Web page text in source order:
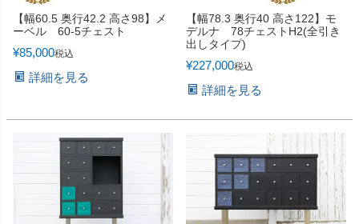
【幅60.5 奥行42.2 高さ98】メ
ーベル 60-5チェスト
¥85,000税込
詳細を見る
【幅78.3 奥行40 高さ122】モ
デルナ 78チェストH2(全引き
出しタイプ)
¥227,000税込
詳細を見る